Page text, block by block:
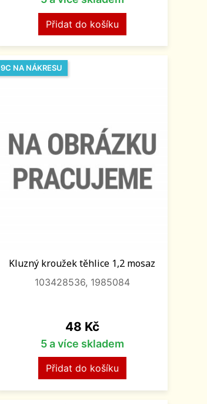
Přidat do košíku
Kluzný kroužek těhlice 1,2 mosaz
103428536, 1985084
Cena
48 Kč
5 a více skladem
Přidat do košíku
9C NA NÁKRESU